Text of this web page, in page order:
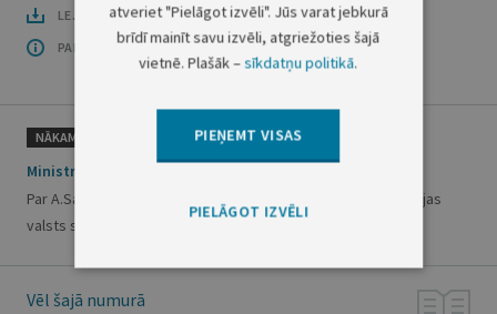
LEJUPLĀDĒT LAIDIENU (PDF)
PAR OFICIĀLO IZDEVUMU
NĀKAMAIS
Ministru kabineta rīkojums Nr.13
Par A.Sarnoviča atbrīvošanu no Izglītības un zinātnes ministrijas
valsts sekretāra amata
Vēl šajā numurā
atveriet "Pielāgot izvēli". Jūs varat jebkurā
brīdī mainīt savu izvēli, atgriežoties šajā
vietnē. Plašāk –sīkdatņu politikā.
PIEŅEMT VISAS
PIELĀGOT IZVĒLI